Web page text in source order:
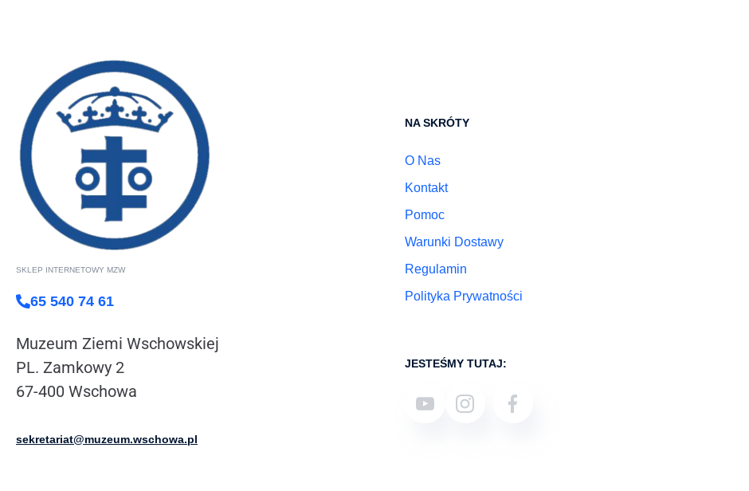
SKLEP INTERNETOWY MZW
65 540 74 61
Muzeum Ziemi Wschowskiej
PL. Zamkowy 2
67-400 Wschowa
sekretariat@muzeum.wschowa.pl
NA SKRÓTY
O Nas
Kontakt
Pomoc
Warunki Dostawy
Regulamin
Polityka Prywatności
JESTEŚMY TUTAJ: